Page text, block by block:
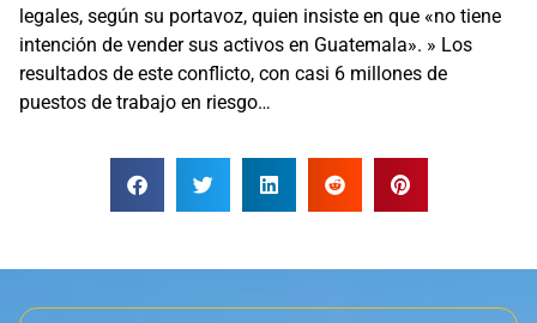
legales, según su portavoz, quien insiste en que «no tiene
intención de vender sus activos en Guatemala». » Los
resultados de este conflicto, con casi 6 millones de
puestos de trabajo en riesgo…